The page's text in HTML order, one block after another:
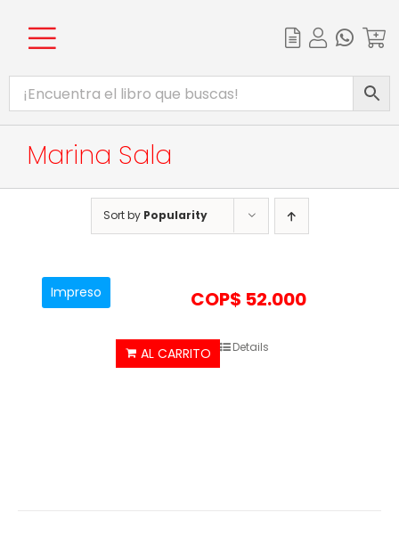
contentToggle
NavigationCATÁLOGO
PROMOCIONES
COMPLEMENTOS WEB
Marina Sala
Sort by Popularity
Impreso COP$ 52.000
Details